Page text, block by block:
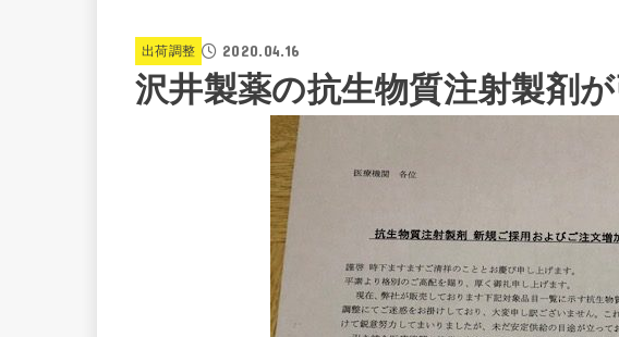
出荷調整 2020.04.16
沢井製薬の抗生物質注射製剤